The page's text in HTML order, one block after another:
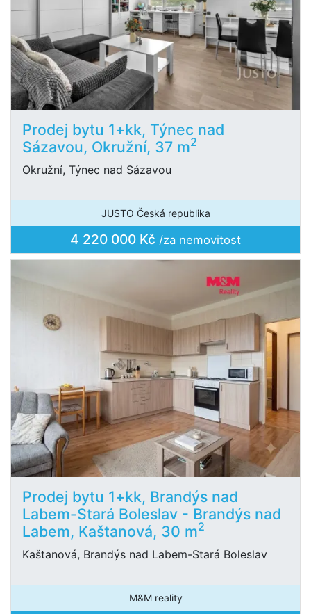
Prodej bytu 1+kk, Týnec nad
Sázavou, Okružní, 37 m2
Okružní, Týnec nad Sázavou
JUSTO Česká republika
4 220 000 Kč /za nemovitost
Prodej bytu 1+kk, Brandýs nad
Labem-Stará Boleslav - Brandýs nad
Labem, Kaštanová, 30 m2
Kaštanová, Brandýs nad Labem-Stará Boleslav
M&M reality